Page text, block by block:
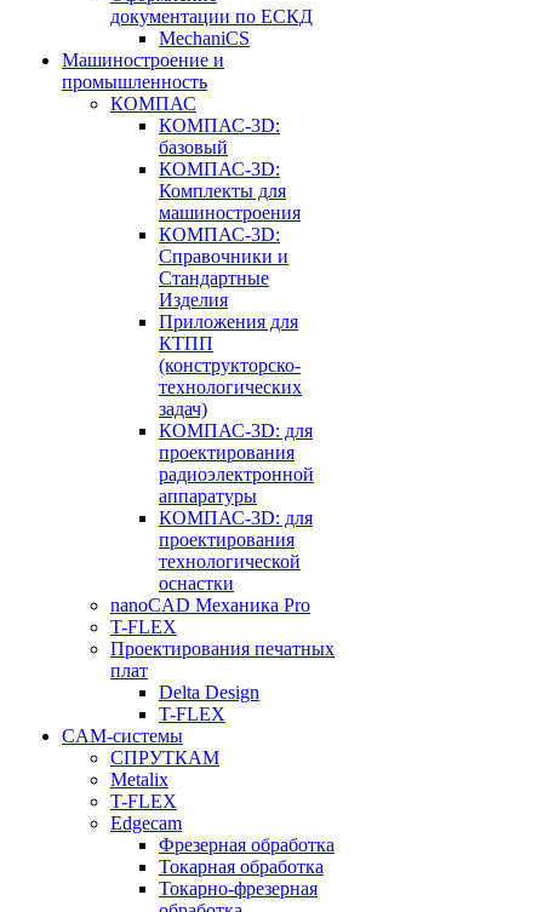
документации по ЕСКД
MechaniCS
Машиностроение и
промышленность
КОМПАС
КОМПАС-3D:
базовый
КОМПАС-3D:
Комплекты для
машиностроения
КОМПАС-3D:
Справочники и
Стандартные
Изделия
Приложения для
КТПП
(конструкторско-
технологических
задач)
КОМПАС-3D: для
проектирования
радиоэлектронной
аппаратуры
КОМПАС-3D: для
проектирования
технологической
оснастки
nanoCAD Механика Pro
T-FLEX
Проектирования печатных
плат
Delta Design
T-FLEX
CAM-системы
СПРУТКAM
Metalix
T-FLEX
Edgecam
Фрезерная обработка
Токарная обработка
Токарно-фрезерная